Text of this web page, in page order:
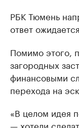
РБК Тюмень
ответ ожидается.
Помимо этого,
загородных
финансовыми
перехода на
«В целом идея
— хотели